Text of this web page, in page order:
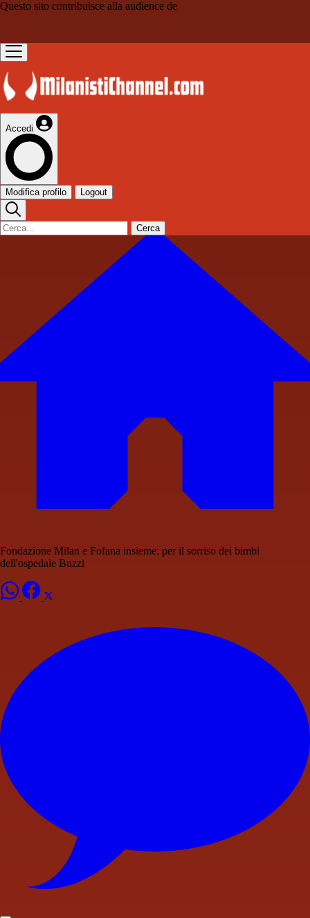
Questo sito contribuisce alla audience de
Accedi
Modifica profilo Logout
Cerca
Fondazione Milan e Fofana insieme: per il sorriso dei bimbi
dell'ospedale Buzzi